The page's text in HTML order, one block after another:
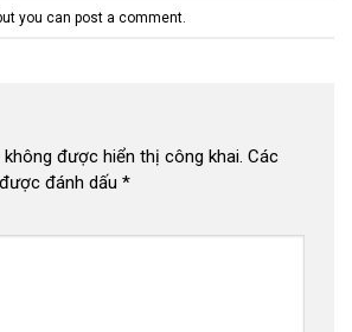
you can post a comment.
không được hiển thị công khai. Các
đánh dấu *